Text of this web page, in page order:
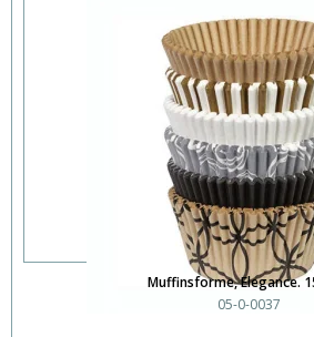
Muffinsforme, Elegance.
05-0-0037